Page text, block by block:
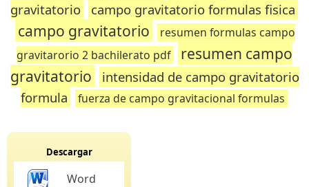
gravitatorio
campo gravitatorio formulas fisica
campo gravitatorio
resumen formulas campo
gravitarorio 2 bachilerato pdf
resumen campo
gravitatorio
intensidad de campo gravitatorio
formula
fuerza de campo gravitacional formulas
Descargar
Word